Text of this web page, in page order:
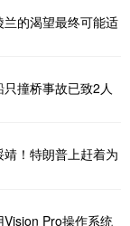
的渴望最终可能适
撞桥事故已致2人
！特朗普上赶着为
Pro操作系统